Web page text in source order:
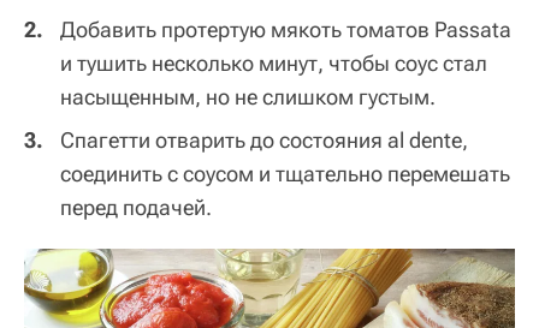
Добавить протертую мякоть томатов Passata
и тушить несколько минут, чтобы соус стал
насыщенным, но не слишком густым.
Спагетти отварить до состояния al dente,
соединить с соусом и тщательно перемешать
перед подачей.